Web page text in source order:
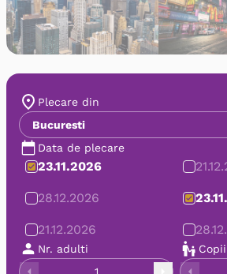
Plecare din
Bucuresti
Data de plecare
23.11.2026
28.12.2026
21.12.2026
Nr. adulti
Copii